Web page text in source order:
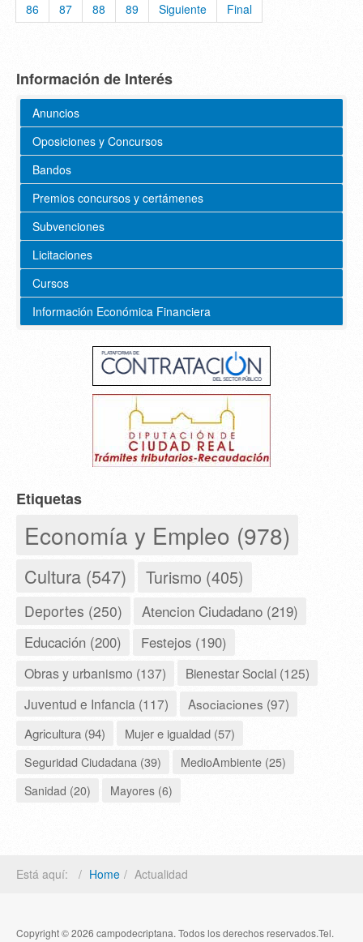
86
87 88 89 Siguiente Final
Información de Interés
Anuncios
Oposiciones y Concursos
Bandos
Premios concursos y certámenes
Subvenciones
Licitaciones
Cursos
Información Económica Financiera
Etiquetas
Economía y Empleo (978)
Cultura (547) Turismo (405)
Deportes (250) Atencion Ciudadano (219)
Educación (200) Festejos (190)
Obras y urbanismo (137)
Bienestar Social (125)
Juventud e Infancia (117)
Asociaciones (97)
Agricultura (94)
Mujer e igualdad (57)
Seguridad Ciudadana (39)
MedioAmbiente (25)
Sanidad (20)
Mayores (6)
Está aquí: Home Actualidad
Copyright © 2026 campodecriptana. Todos los derechos reservados.Tel.